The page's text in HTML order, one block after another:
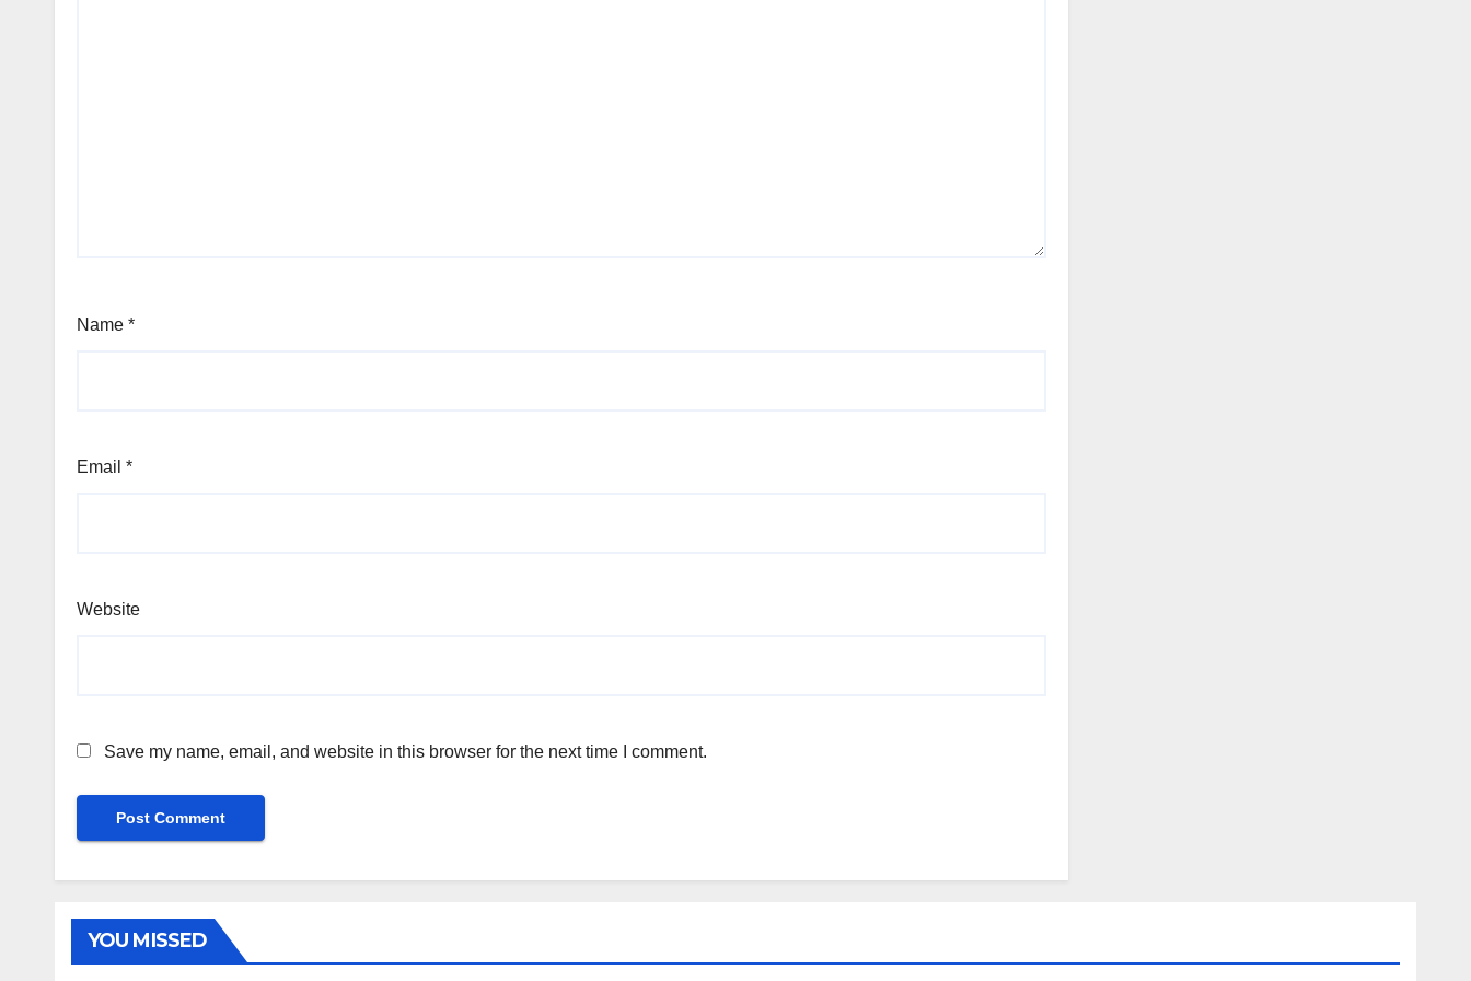
Name *
Email *
Website
Save my name, email, and website in this browser for the next time I comment.
YOU MISSED